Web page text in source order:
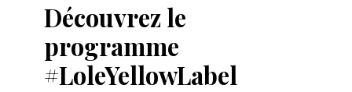
Découvrez le
programme
#LoleYellowLabel